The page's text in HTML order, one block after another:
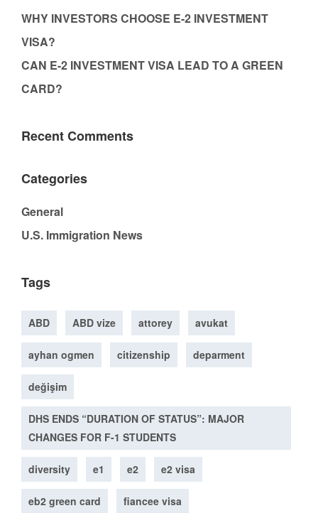
WHY INVESTORS CHOOSE E-2 INVESTMENT
VISA?
CAN E-2 INVESTMENT VISA LEAD TO A GREEN
CARD?
Recent Comments
Categories
General
U.S. Immigration News
Tags
ABD ABD vize attorey avukat
ayhan ogmen citizenship deparment
değişim
DHS ENDS “DURATION OF STATUS”: MAJOR
CHANGES FOR F-1 STUDENTS
diversity e1 e2 e2 visa
eb2 green card fiancee visa